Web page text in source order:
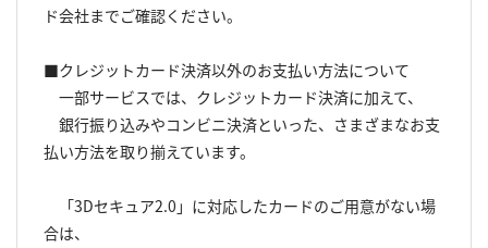
ド会社までご確認ください。
■クレジットカード決済以外のお支払い方法について
一部サービスでは、クレジットカード決済に加えて、
銀行振り込みやコンビニ決済といった、さまざまなお支
払い方法を取り揃えています。
「3Dセキュア2.0」に対応したカードのご用意がない場
合は、